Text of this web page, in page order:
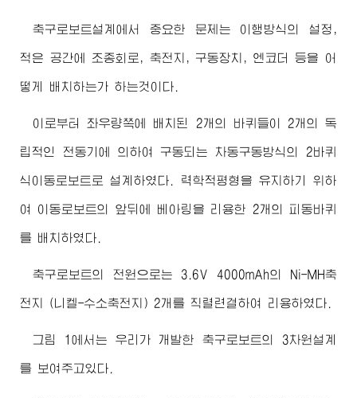
축구로보트설계에서 중요한 문제는 이행방식의 설정,
적은 공간에 조종회로, 축전지, 구동장치, 엔코더 등을 어
떻게 배치하는가 하는것이다.
이로부터 좌우량쪽에 배치된 2개의 바퀴들이 2개의 독
립적인 전동기에 의하여 구동되는 차동구동방식의 2바퀴
식이동로보트로 설계하였다. 력학적평형을 유지하기 위하
여 이동로보트의 앞뒤에 베아링을 리용한 2개의 피동바퀴
를 배치하였다.
축구로보트의 전원으로는 3.6V 4000mAh의 Ni-MH축
전지 (니켈-수소축전지) 2개를 직렬련결하여 리용하였다.
그림 1에서는 우리가 개발한 축구로보트의 3차원설계
를 보여주고있다.